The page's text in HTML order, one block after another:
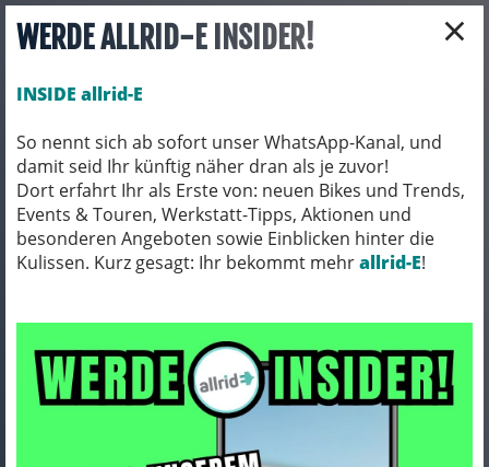
×
WERDE ALLRID-E INSIDER!
INSIDE allrid-E
So nennt sich ab sofort unser WhatsApp-Kanal, und
damit seid Ihr künftig näher dran als je zuvor!
Dort erfahrt Ihr als Erste von: neuen Bikes und Trends,
Events & Touren, Werkstatt-Tipps, Aktionen und
besonderen Angeboten sowie Einblicken hinter die
Kulissen. Kurz gesagt: Ihr bekommt mehrallrid-E!
Toggle navigation
FAHRRADZUBEHÖR FLASCHENHALTER